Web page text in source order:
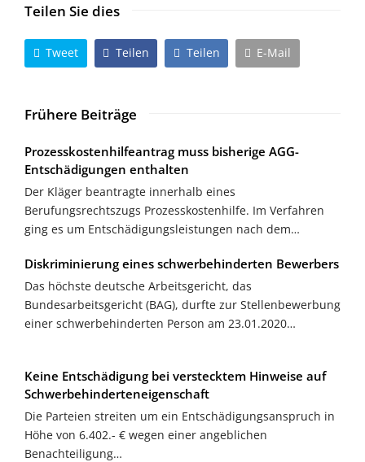
Teilen Sie dies
Tweet Teilen Teilen E-Mail
Frühere Beiträge
Prozesskostenhilfeantrag muss bisherige AGG-
Entschädigungen enthalten
Der Kläger beantragte innerhalb eines
Berufungsrechtszugs Prozesskostenhilfe. Im Verfahren
ging es um Entschädigungsleistungen nach dem…
Diskriminierung eines schwerbehinderten Bewerbers
Das höchste deutsche Arbeitsgericht, das
Bundesarbeitsgericht (BAG), durfte zur Stellenbewerbung
einer schwerbehinderten Person am 23.01.2020…
Keine Entschädigung bei verstecktem Hinweise auf
Schwerbehinderteneigenschaft
Die Parteien streiten um ein Entschädigungsanspruch in
Höhe von 6.402.- € wegen einer angeblichen
Benachteiligung…